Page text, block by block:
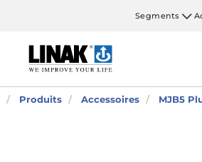
Segments
Produits Accessoires MJB5